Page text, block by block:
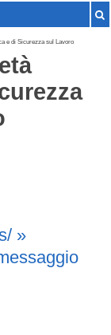
e di Sicurezza sul Lavoro
»